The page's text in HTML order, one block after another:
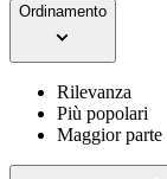
Ordinamento
Rilevanza
Più popolari
Maggior parte